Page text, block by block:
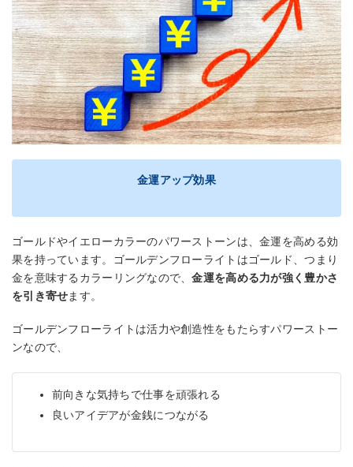
金運アップ効果
ゴールドやイエローカラーのパワーストーンは、金運を高める効
果を持っています。ゴールデンフローライトはゴールド、つまり
金を意味するカラーリングなので、金運を高める力が強く豊かさ
を引き寄せます。
ゴールデンフローライトは活力や創造性をもたらすパワーストー
ンなので、
前向きな気持ちで仕事を頑張れる
良いアイデアが金銭につながる